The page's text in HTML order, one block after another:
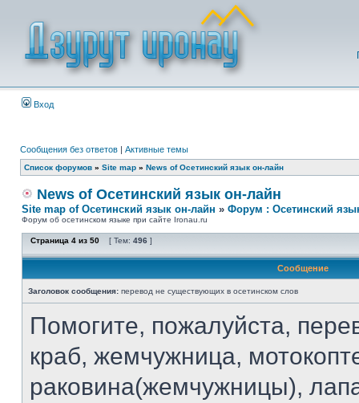
Вход
Сообщения без ответов | Активные темы
Список форумов » Site map » News of Осетинский язык он-лайн
News of Осетинский язык он-лайн
Site map of Осетинский язык он-лайн » Форум : Осетинский
Форум об осетинском языке при сайте Ironau.ru
Страница 4 из 50 [ Тем: 496 ]
Сообщение
Заголовок сообщения: перевод не существующих в осетинском слов
Помогите, пожалуйста,
краб, жемчужница,
раковина(жемчужницы),